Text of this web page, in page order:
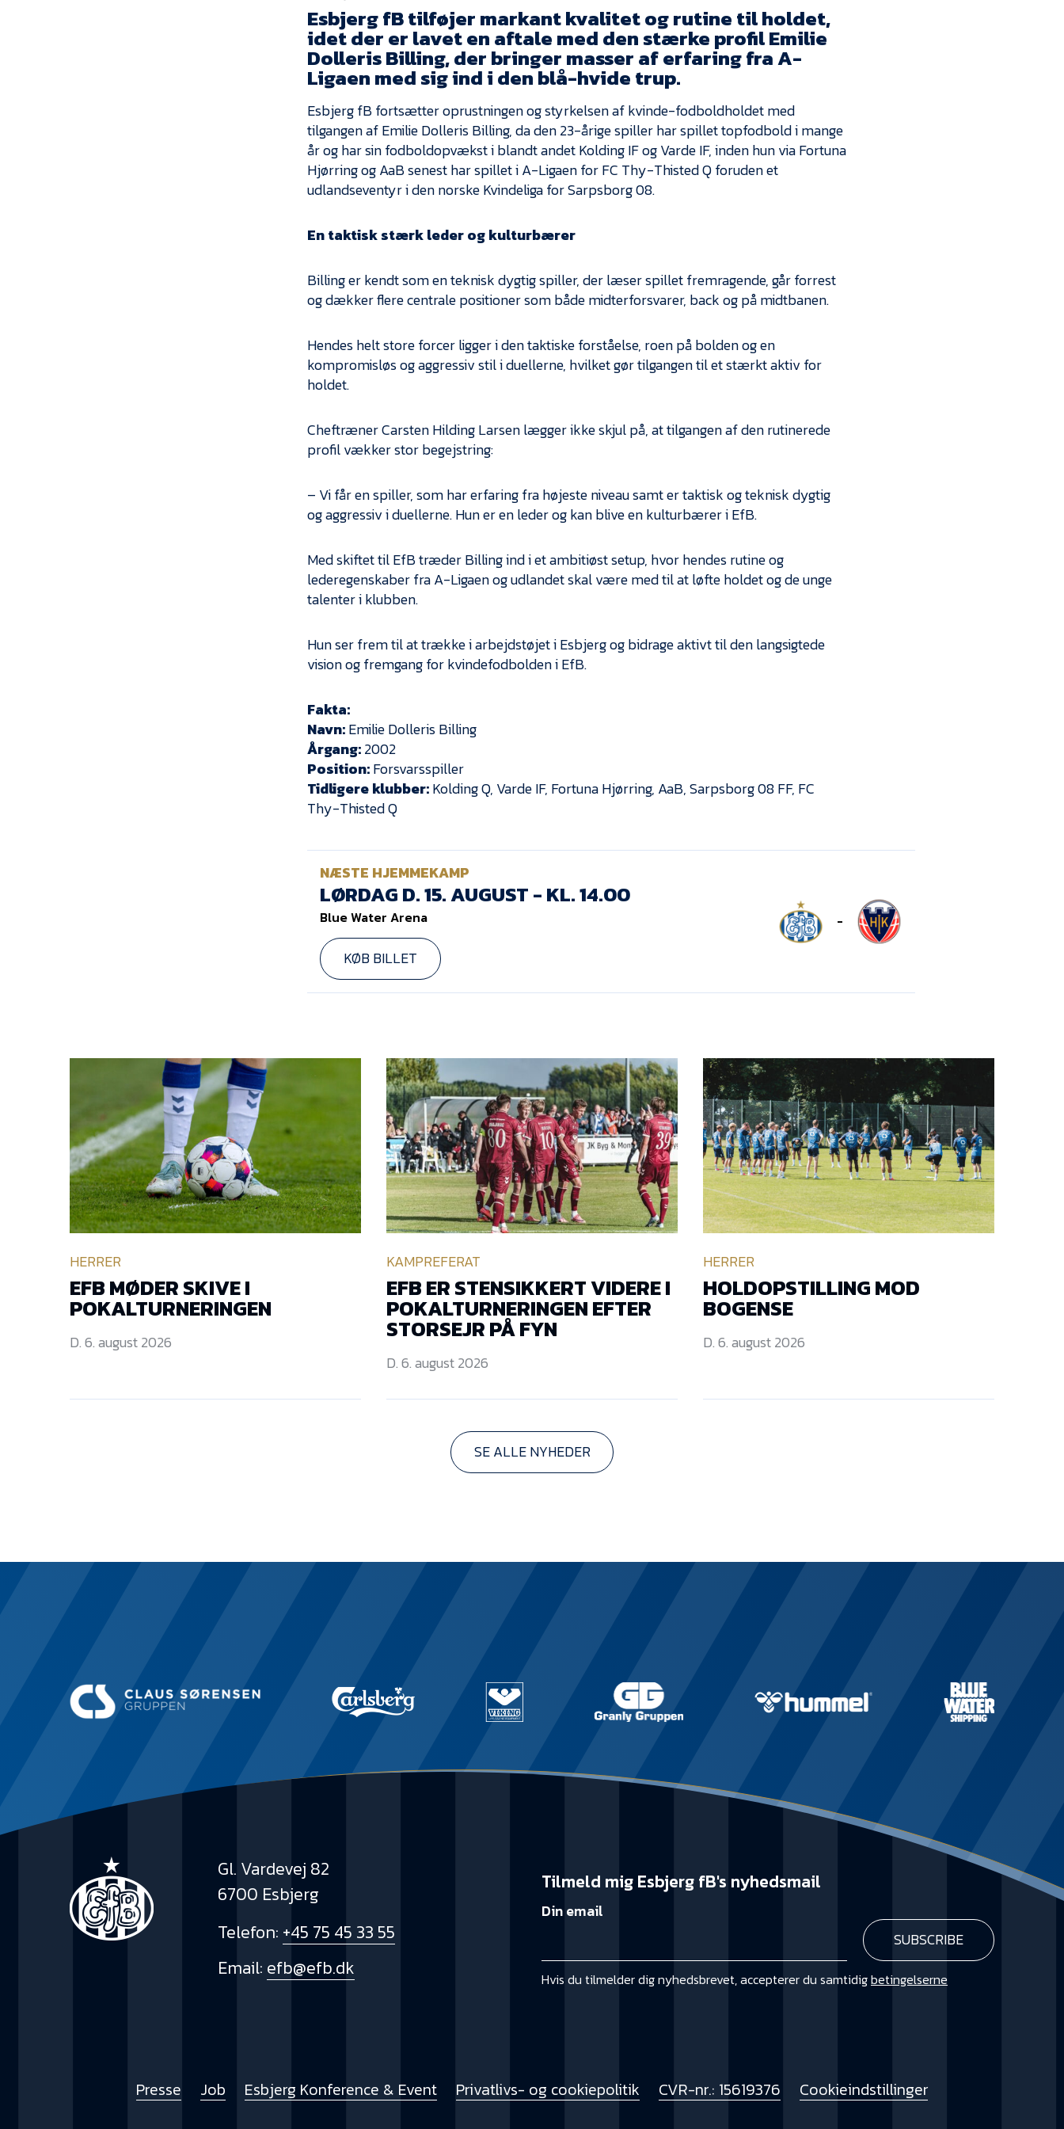
Esbjerg fB tilføjer markant kvalitet og rutine til holdet,
idet der er lavet en aftale med den stærke profil Emilie
Dolleris Billing, der bringer masser af erfaring fraA-
Ligaen med sig ind i den blå-hvide trup.
Esbjerg fB fortsætter oprustningen og styrkelsen af kvinde-fodboldholdet med
tilgangen af Emilie Dolleris Billing, da den 23-årige spiller har spillet topfodbold i mange
år og har sin fodboldopvækst i blandt andet Kolding IF og Varde IF, inden hun via Fortuna
Hjørring og AaB senest har spillet i A-Ligaen for FC Thy-Thisted Q foruden et
udlandseventyr i den norske Kvindeliga for Sarpsborg 08.
En taktisk stærk leder og kulturbærer
Billing er kendt som en teknisk dygtig spiller, der læser spillet fremragende, går forrest
og dækker flere centrale positioner som både midterforsvarer, back og på midtbanen.
Hendes helt store forcer ligger i den taktiske forståelse, roen på bolden og en
kompromisløs og aggressiv stil i duellerne, hvilket gør tilgangen til et stærkt aktiv for
holdet.
Cheftræner Carsten Hilding Larsen lægger ikke skjul på, at tilgangen af den rutinerede
profil vækker stor begejstring:
– Vi får en spiller, som har erfaring fra højeste niveau samt er taktisk og teknisk dygtig
og aggressiv i duellerne. Hun er en leder og kan blive en kulturbærer i EfB.
Med skiftet til EfB træder Billing ind i et ambitiøst setup, hvor hendes rutine og
lederegenskaber fra A-Ligaen og udlandet skal være med til at løfte holdet og de unge
talenter i klubben.
Hun ser frem til at trække i arbejdstøjet i Esbjerg og bidrage aktivt til den langsigtede
vision og fremgang for kvindefodbolden i EfB.
Fakta:
Navn:Emilie Dolleris Billing
Årgang:2002
Position:Forsvarsspiller
Tidligere klubber:Kolding Q, Varde IF, Fortuna Hjørring, AaB, Sarpsborg 08 FF, FC
Thy-Thisted Q
NÆSTE HJEMMEKAMP
LØRDAG D. 15. AUGUST - KL. 14.00
Blue Water Arena
KØB BILLET
-
HERRER
EFB MØDER SKIVE I
POKALTURNERINGEN
D. 6. august 2026
KAMPREFERAT
EFB ER STENSIKKERT VIDERE I
POKALTURNERINGEN EFTER
STORSEJR PÅ FYN
D. 6. august 2026
HERRER
HOLDOPSTILLING MOD
BOGENSE
D. 6. august 2026
SE ALLE NYHEDER
Gl. Vardevej 82
6700 Esbjerg
Telefon: +45 75 45 33 55
Email: efb@efb.dk
Presse Job Esbjerg Konference & Event Privatlivs- og cookiepolitik CVR-nr.: 15619376 Cookieindstillinger
Tilmeld mig Esbjerg fB's nyhedsmail
Din email
Hvis du tilmelder dig nyhedsbrevet, accepterer du samtidigbetingelserne